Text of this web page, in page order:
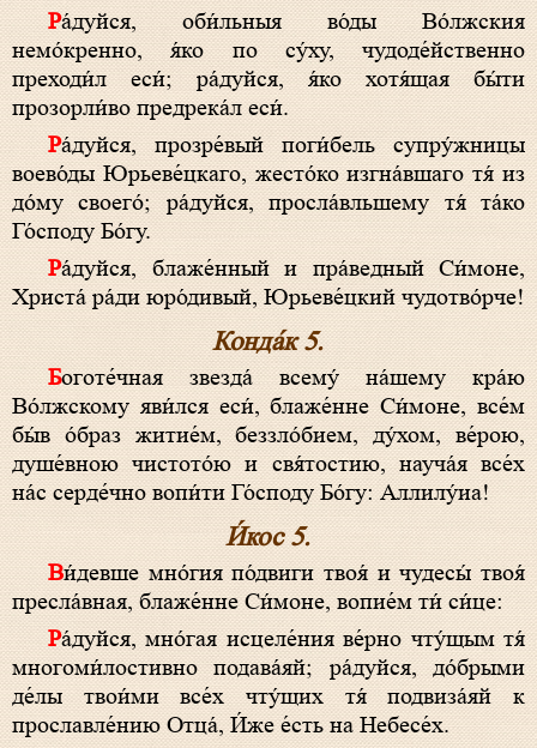
Ра́дуйся, оби́льныя во́ды Во́лжския
немо́кренно, я́ко по су́ху, чудоде́йственно
преходи́л еси́; ра́дуйся, я́ко хотя́щая бы́ти
прозорли́во предрека́л еси́.
Ра́дуйся, прозре́вый поги́бель супру́жницы
воево́ды Юрьеве́цкаго, жесто́ко изгна́вшаго тя́ из
до́му своего́; ра́дуйся, просла́вльшему тя́ та́ко
Го́споду Бо́гу.
Ра́дуйся, блаже́нный и пра́ведный Си́моне,
Христа́ ра́ди юро́дивый, Юрьеве́цкий чудотво́рче!
Конда́к 5.
Боготе́чная звезда́ всему́ на́шему кра́ю
Во́лжскому яви́лся еси́, блаже́нне Си́моне, все́м
бы́в о́браз житие́м, беззло́бием, ду́хом, ве́рою,
душе́вною чистото́ю и свя́тостию, науча́я все́х
на́с серде́чно вопи́ти Го́споду Бо́гу: Аллилу́иа!
И́кос 5.
Ви́девше мно́гия по́двиги твоя́ и чудесы́ твоя́
пресла́вная, блаже́нне Си́моне, вопие́м ти́ си́це:
Ра́дуйся, мно́гая исцеле́ния ве́рно чту́щым тя́
многоми́лостивно подава́яй; ра́дуйся, до́брыми
де́лы твои́ми все́х чту́щих тя́ подвиза́яй к
прославле́нию Отца́, И́же е́сть на Небесе́х.